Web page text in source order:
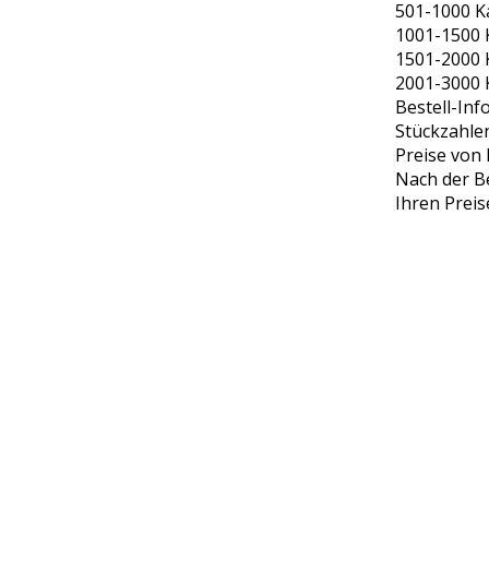
501-1000
1001-1500
1501-2000
2001-3000
Bestell-
Preise von
Nach der
Ihren